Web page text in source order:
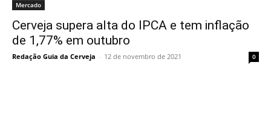
Mercado
Cerveja supera alta do IPCA e tem inflação
de 1,77% em outubro
Redação Guia da Cerveja - 12 de novembro de 2021 0